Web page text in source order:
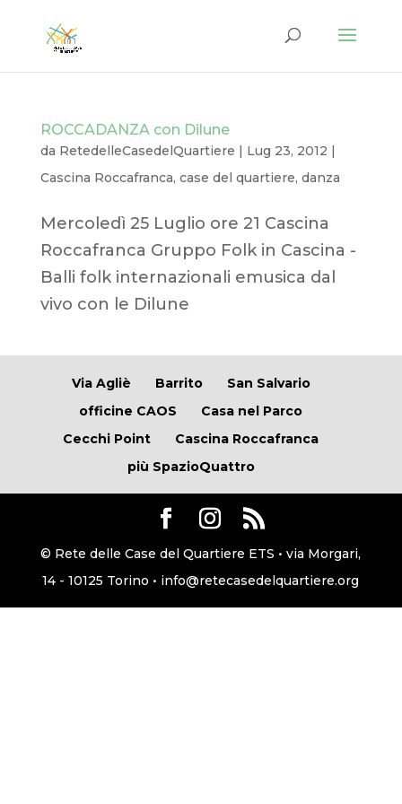
ROCCADANZA con Dilune
da RetedelleCasedelQuartiere | Lug 23, 2012 |
Cascina Roccafranca, case del quartiere, danza
Mercoledì 25 Luglio ore 21 Cascina
Roccafranca Gruppo Folk in Cascina -
Balli folk internazionali emusica dal
vivo con le Dilune
Via Agliè Barrito
San Salvario
officine CAOS
Casa nel Parco
Cecchi Point
Cascina Roccafranca
più SpazioQuattro
© Rete delle Case del Quartiere ETS • via Morgari,
14 - 10125 Torino • info@retecasedelquartiere.org